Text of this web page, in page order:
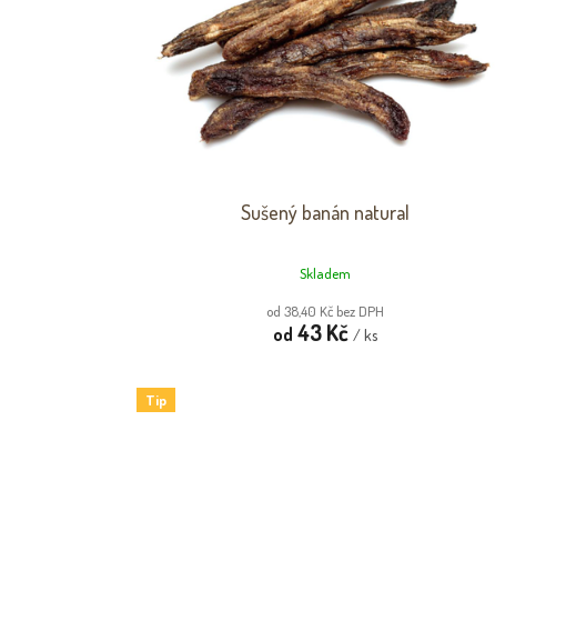
Sušený banán natural
Skladem
od 38,40 Kč bez DPH
od 43 Kč / ks
Tip